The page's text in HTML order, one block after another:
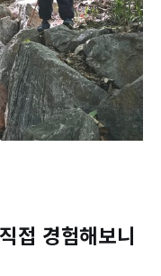
접 경험해보니